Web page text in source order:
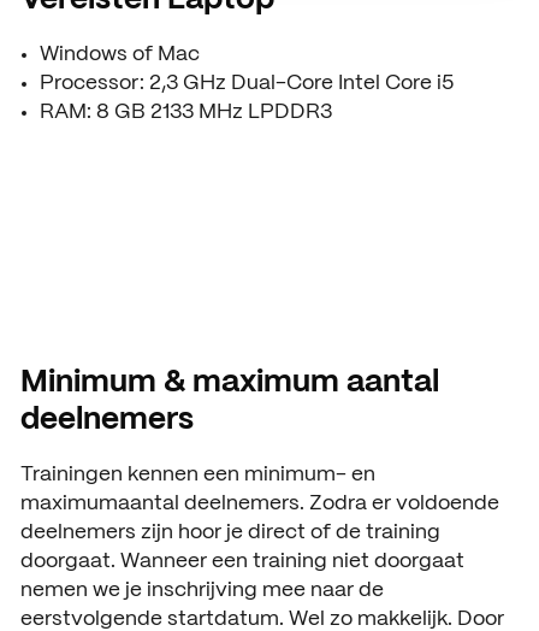
Windows of Mac
Processor: 2,3 GHz Dual-Core Intel Core i5
RAM: 8 GB 2133 MHz LPDDR3
Minimum & maximum aantal
deelnemers
Trainingen kennen een minimum- en
maximumaantal deelnemers. Zodra er voldoende
deelnemers zijn hoor je direct of de training
doorgaat. Wanneer een training niet doorgaat
nemen we je inschrijving mee naar de
eerstvolgende startdatum. Wel zo makkelijk. Door